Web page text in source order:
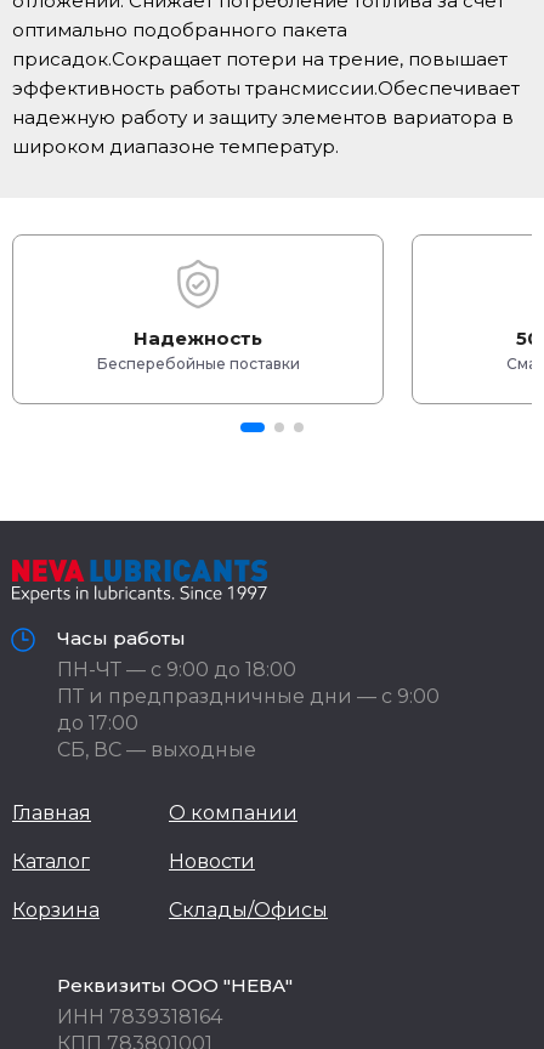
оптимально подобранного пакета
присадок.Сокращает потери на трение, повышает
эффективность работы трансмиссии.Обеспечивает
надежную работу и защиту элементов вариатора в
широком диапазоне температур.
Надежность
Бесперебойные поставки
Часы работы
ПН-ЧТ — с 9:00 до 18:00
ПТ и предпраздничные дни — с 9:00
до 17:00
СБ, ВС — выходные
Главная
Каталог
Корзина
О компании
Новости
Склады/Офисы
Реквизиты ООО "НЕВА"
ИНН 7839318164
КПП 783801001